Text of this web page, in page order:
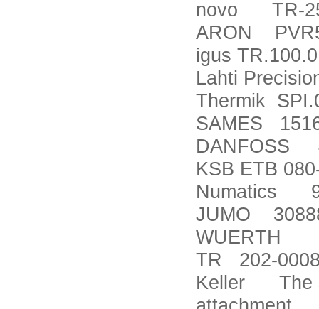
novo TR-
ARON
igus
Lahti
Thermik
SAMES
DANFOSS
KSB ETB
Numatics
JUMO
WUERTH
TR 202-
Keller The